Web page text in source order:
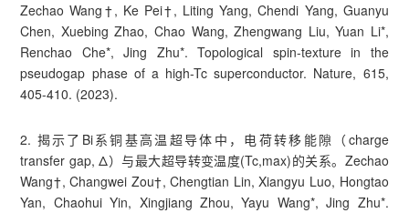
Zechao Wang†, Ke Pei†, Liting Yang, Chendi Yang, Guanyu
Chen, Xuebing Zhao, Chao Wang, Zhengwang Liu, Yuan Li*,
Renchao Che*, Jing Zhu*. Topological spin-texture in the
pseudogap phase of a high-Tc superconductor. Nature, 615,
405-410. (2023).
2. 揭示了Bi系铜基高温超导体中，电荷转移能隙（charge
transfer gap, Δ）与最大超导转变温度(Tc,max)的关系。Zechao
Wang†, Changwei Zou†, Chengtian Lin, Xiangyu Luo, Hongtao
Yan, Chaohui Yin, Xingjiang Zhou, Yayu Wang*, Jing Zhu*.